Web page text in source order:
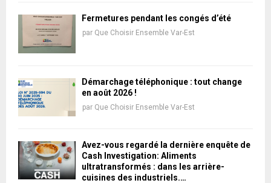
Fermetures pendant les congés d’été
par Que Choisir Ensemble Var-Est
Démarchage téléphonique : tout change
en août 2026 !
par Que Choisir Ensemble Var-Est
Avez-vous regardé la dernière enquête de
Cash Investigation: Aliments
ultratransformés : dans les arrière-
cuisines des industriels.…